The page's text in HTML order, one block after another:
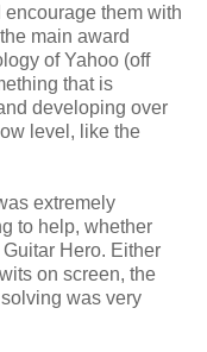
them with
main award
of Yahoo (off
that is
developing over
level, like the
extremely
to help, whether
Hero. Either
on screen, the
was very